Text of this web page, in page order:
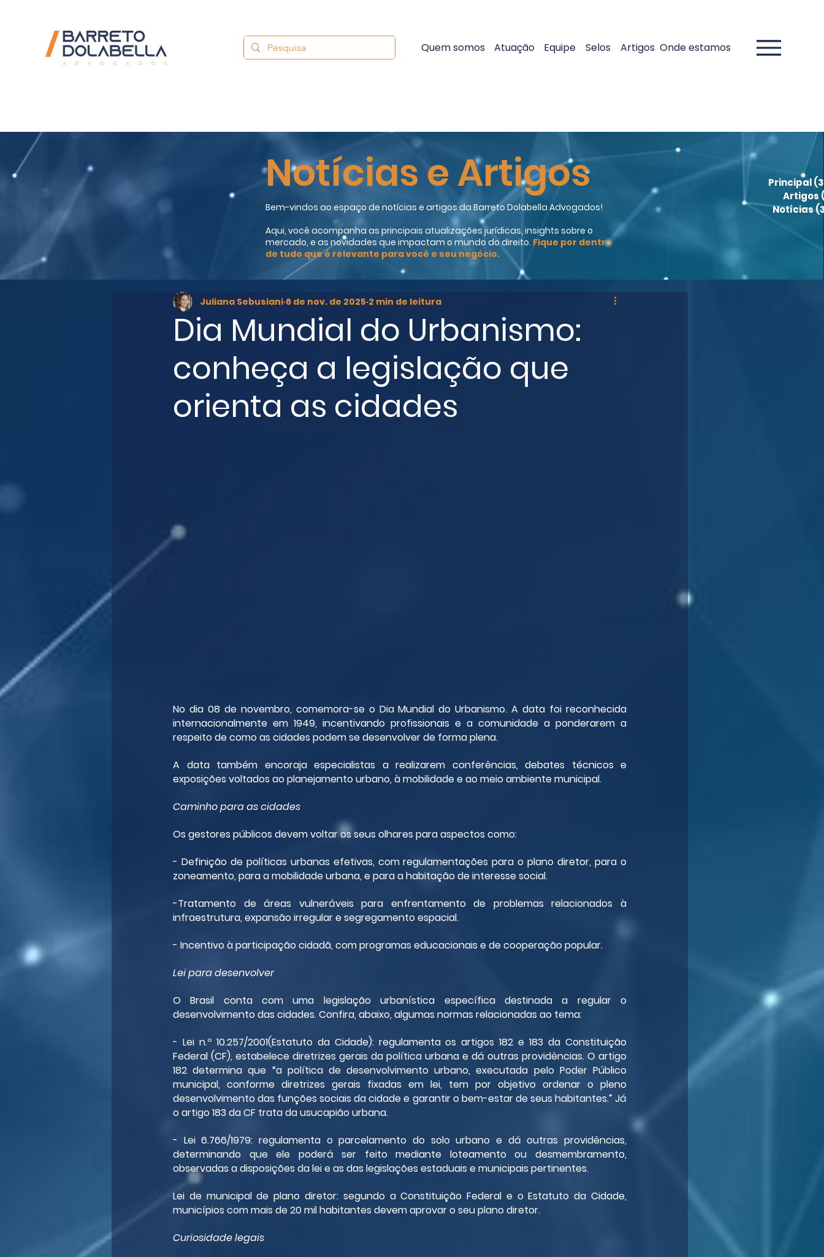
Quem somos Atuação Equipe Selos Artigos Onde estamos
Notícias e Artigos
Bem-vindos ao espaço de notícias e artigos da Barreto Dolabella Advogados!
Aqui, você acompanha as principais atualizações jurídicas, insights sobre o
mercado, e as novidades que impactam o mundo do direito. Fique por dentro
de tudo que é relevante para você e seu negócio.
Principal
Artigos
Notícias
Dia Mundial do Urbanismo:
conheça a legislação que
orienta as cidades
Juliana Sebusiani 6 de nov. de 2025 2 min de leitura
No dia 08 de novembro, comemora-se o Dia Mundial do Urbanismo. A data foi reconhecida
internacionalmente em 1949, incentivando profissionais e a comunidade a ponderarem a
respeito de como as cidades podem se desenvolver de forma plena.
A data também encoraja especialistas a realizarem conferências, debates técnicos e
exposições voltados ao planejamento urbano, à mobilidade e ao meio ambiente municipal.
Caminho para as cidades
Os gestores públicos devem voltar os seus olhares para aspectos como:
- Definição de políticas urbanas efetivas, com regulamentações para o plano diretor, para o
zoneamento, para a mobilidade urbana, e para a habitação de interesse social.
-Tratamento de áreas vulneráveis para enfrentamento de problemas relacionados à
infraestrutura, expansão irregular e segregamento espacial.
- Incentivo à participação cidadã, com programas educacionais e de cooperação popular.
Lei para desenvolver
O Brasil conta com uma legislação urbanística específica destinada a regular o
desenvolvimento das cidades. Confira, abaixo, algumas normas relacionadas ao tema:
- Lei n.º 10.257/2001(Estatuto da Cidade): regulamenta os artigos 182 e 183 da Constituição
Federal (CF), estabelece diretrizes gerais da política urbana e dá outras providências. O artigo
182 determina que “a política de desenvolvimento urbano, executada pelo Poder Público
municipal, conforme diretrizes gerais fixadas em lei, tem por objetivo ordenar o pleno
desenvolvimento das funções sociais da cidade e garantir o bem-estar de seus habitantes.” Já
o artigo 183 da CF trata da usucapião urbana.
- Lei 6.766/1979: regulamenta o parcelamento do solo urbano e dá outras providências,
determinando que ele poderá ser feito mediante loteamento ou desmembramento,
observadas a disposições da lei e as das legislações estaduais e municipais pertinentes.
Lei de municipal de plano diretor: segundo a Constituição Federal e o Estatuto da Cidade,
municípios com mais de 20 mil habitantes devem aprovar o seu plano diretor.
Curiosidade legais